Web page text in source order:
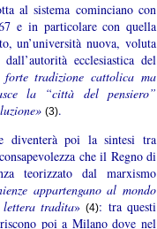
al sistema cominciano con
e in particolare con quella
un’università nuova, voluta
ecclesiastica del
tradizione cattolica ma
la “città del pensiero”
(3).
diventerà poi la sintesi tra
che il Regno di
teorizzato dal marxismo
appartengano al mondo
tradita»(4): tra questi
poi a Milano dove nel